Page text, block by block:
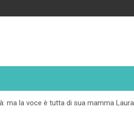
ma la voce è tutta di sua mamma Laura